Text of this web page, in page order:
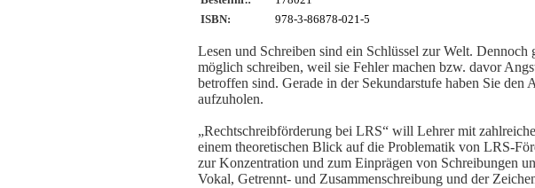
ISBN:
978-3-86878-021-5
Lesen und Schreiben sind ein Schlüssel zur Welt.
möglich schreiben, weil sie Fehler machen bzw. davor
betroffen sind. Gerade in der Sekundarstufe haben Sie
aufzuholen.
„Rechtschreibförderung bei LRS“ will Lehrer mit
einem theoretischen Blick auf die Problematik von LRS-
zur Konzentration und zum Einprägen von Schreibungen
Vokal, Getrennt- und Zusammenschreibung und der